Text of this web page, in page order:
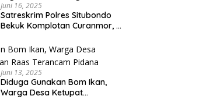
Juni 16, 2025
Satreskrim Polres Situbondo
Bekuk Komplotan Curanmor, 9
Juni 13, 2025
Diduga Gunakan Bom Ikan,
Warga Desa Ketupat